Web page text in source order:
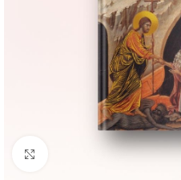
Groter bekijken